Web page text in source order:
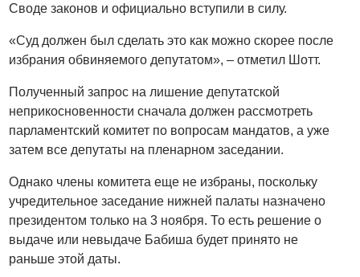
Своде законов и официально вступили в силу.
«Суд должен был сделать это как можно скорее после
избрания обвиняемого депутатом», – отметил Шотт.
Полученный запрос на лишение депутатской
неприкосновенности сначала должен рассмотреть
парламентский комитет по вопросам мандатов, а уже
затем все депутаты на пленарном заседании.
Однако члены комитета еще не избраны, поскольку
учредительное заседание нижней палаты назначено
президентом только на 3 ноября. То есть решение о
выдаче или невыдаче Бабиша будет принято не
раньше этой даты.